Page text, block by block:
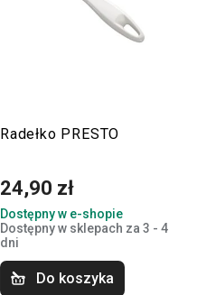
Radełko PRESTO
24,90 zł
Dostępny w e-shopie
Dostępny w sklepach za 3 - 4
dni
Do koszyka